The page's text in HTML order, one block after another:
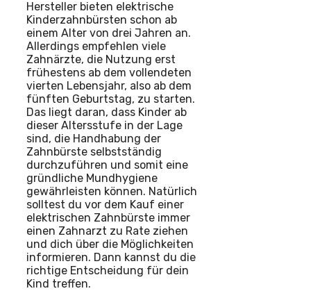
Hersteller bieten elektrische
Kinderzahnbürsten schon ab
einem Alter von drei Jahren an.
Allerdings empfehlen viele
Zahnärzte, die Nutzung erst
frühestens ab dem vollendeten
vierten Lebensjahr, also ab dem
fünften Geburtstag, zu starten.
Das liegt daran, dass Kinder ab
dieser Altersstufe in der Lage
sind, die Handhabung der
Zahnbürste selbstständig
durchzuführen und somit eine
gründliche Mundhygiene
gewährleisten können. Natürlich
solltest du vor dem Kauf einer
elektrischen Zahnbürste immer
einen Zahnarzt zu Rate ziehen
und dich über die Möglichkeiten
informieren. Dann kannst du die
richtige Entscheidung für dein
Kind treffen.